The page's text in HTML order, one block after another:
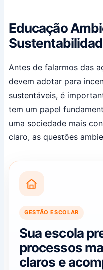
Educação
Antes de falarmos das
devem adotar para
sustentáveis, é
tem um papel
uma sociedade mais
claro, as questões
GESTÃO ESCOLAR
Sua escola
processos
claros e